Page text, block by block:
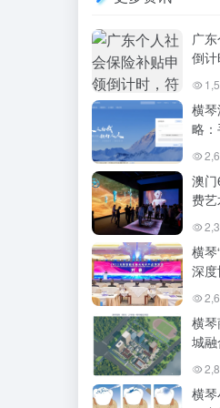
广
倒
12
横
略
收
澳
费
横琴
深
横琴
城
保
横